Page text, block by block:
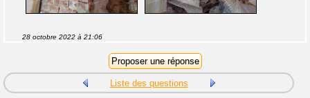
28 octobre 2022 à 21:06
Liste des questions